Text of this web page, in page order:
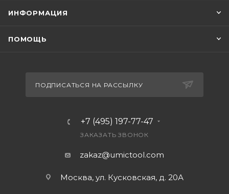
ИНФОРМАЦИЯ
ПОМОЩЬ
ПОДПИСАТЬСЯ НА РАССЫЛКУ
+7 (495) 197-77-47
ЗАКАЗАТЬ ЗВОНОК
zakaz@umictool.com
Москва, ул. Кусковская, д. 20А